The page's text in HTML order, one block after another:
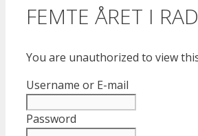
FEMTE ÅRET I RAD
You are unauthorized to view
Username or E-mail
Password